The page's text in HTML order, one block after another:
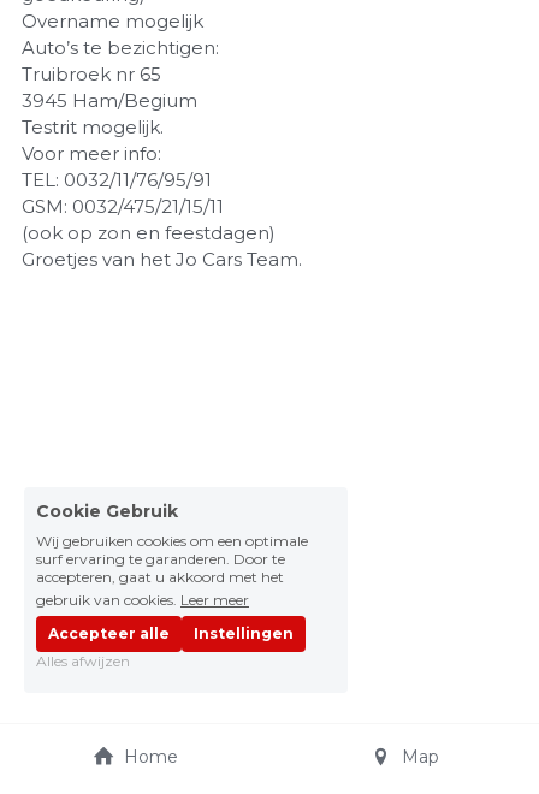
Overname mogelijk
Auto’s te bezichtigen:
Truibroek nr 65
3945 Ham/Begium
Testrit mogelijk.
Voor meer info:
TEL: 0032/11/76/95/91
GSM: 0032/475/21/15/11
(ook op zon en feestdagen)
Groetjes van het Jo Cars Team.
Home Map
Cookie Gebruik
Wij gebruiken cookies om een optimale
surf ervaring te garanderen. Door te
accepteren, gaat u akkoord met het
gebruik van cookies. Leer meer
Accepteer alle
Instellingen
Alles afwijzen